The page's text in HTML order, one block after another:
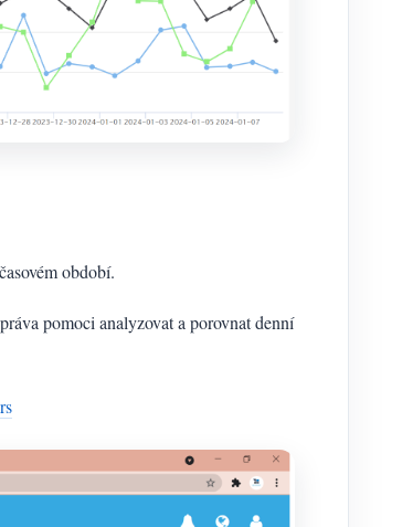
období.
pomoci analyzovat a porovnat denní